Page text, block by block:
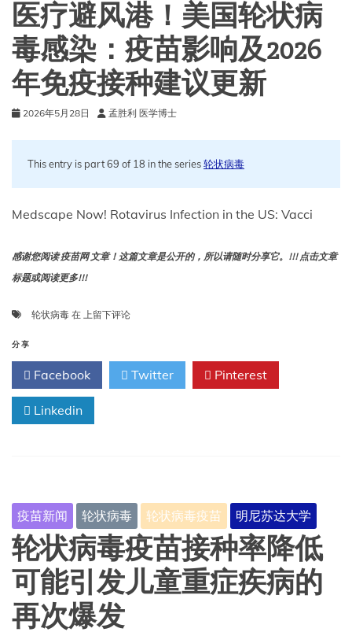
医疗避风港！美国轮状病
毒感染：疫苗影响及2026
年免疫接种建议更新
2026年5月28日 孟胜利 医学博士
This entry is part 69 of 18 in the series轮状病毒
Medscape Now! Rotavirus Infection in the US: Vacci
感谢您阅读 疫苗网 文章！这篇文章是公开的，所以请随时分享它。!!! 点击文章
标题或阅读更多!!!
轮状病毒 在 医
风
港！
美
轮
染：
疫
苗
影
响
及
2026
年
免
上留下评论
分享
Facebook Twitter Pinterest
Linkedin
疫苗新闻 轮状病毒 轮状病毒疫苗 明尼苏达大学
轮状病毒疫苗接种率降低
可能引发儿童重症疾病的
再次爆发